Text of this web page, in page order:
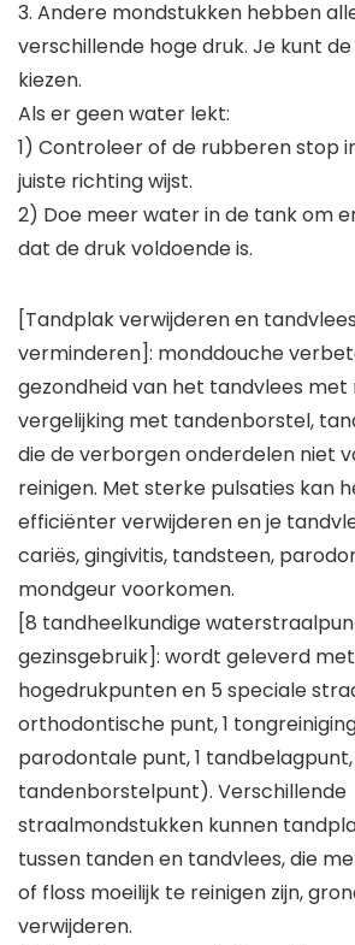
3. Andere mondstukken hebben
verschillende hoge druk. Je kunt
kiezen.
Als er geen water lekt:
1) Controleer of de rubberen stop
juiste richting wijst.
2) Doe meer water in de tank om
dat de druk voldoende is.
[Tandplak verwijderen en
verminderen]: monddouche
gezondheid van het tandvlees met
vergelijking met tandenborstel,
die de verborgen onderdelen niet
reinigen. Met sterke pulsaties kan
efficiënter verwijderen en je
cariës, gingivitis, tandsteen,
mondgeur voorkomen.
[8 tandheelkundige
gezinsgebruik]: wordt geleverd
hogedrukpunten en 5 speciale
orthodontische punt, 1
parodontale punt, 1 tandbelagpunt,
tandenborstelpunt). Verschillende
straalmondstukken kunnen
tussen tanden en tandvlees, die
of floss moeilijk te reinigen zijn,
verwijderen.